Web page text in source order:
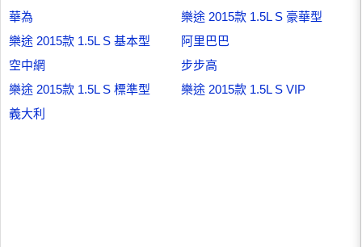
華為
樂途 2015款 1.5L S 豪華型
樂途 2015款 1.5L S 基本型
阿里巴巴
空中網
步步高
樂途 2015款 1.5L S 標準型
樂途 2015款 1.5L S VIP
義大利